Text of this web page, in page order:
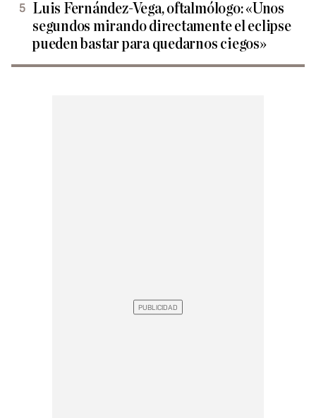
Luis Fernández-Vega, oftalmólogo: «Unos
segundos mirando directamente el eclipse
pueden bastar para quedarnos ciegos»